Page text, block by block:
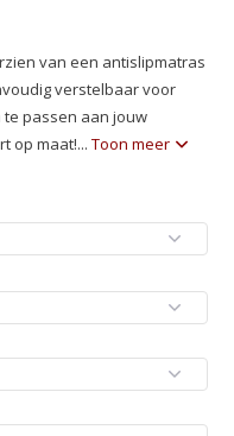
van een antislipmatras
verstelbaar voor
passen aan jouw
op maat!...Toon meer